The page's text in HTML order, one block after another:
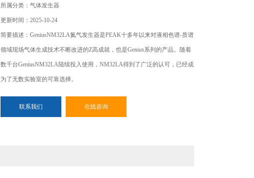
所属分类：气体发生器
更新时间：2025-10-24
简要描述：GeniusNM32LA氮气发生器是PEAK十多年以来对液相色谱-质谱
领域现场气体生成技术不断改进的Z高成就，也是Genius系列的产品。随着
数千台GeniusNM32LA陆续投入使用，NM32LA得到了广泛的认可，已经成
为了无数实验室的可靠选择。
联系我们 在线咨询